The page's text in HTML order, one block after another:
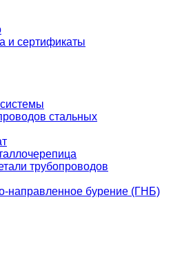
и сертификаты
стальных
трубопроводов
направленное бурение (ГНБ)